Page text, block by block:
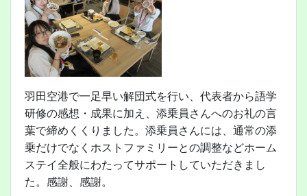
羽田空港で一足早い解団式を行い、代表者から語学
研修の感想・成果に加え、添乗員さんへのお礼の言
葉で締めくくりました。添乗員さんには、通常の添
乗だけでなくホストファミリーとの調整などホーム
ステイ全般にわたってサポートしていただきまし
た。感謝、感謝。